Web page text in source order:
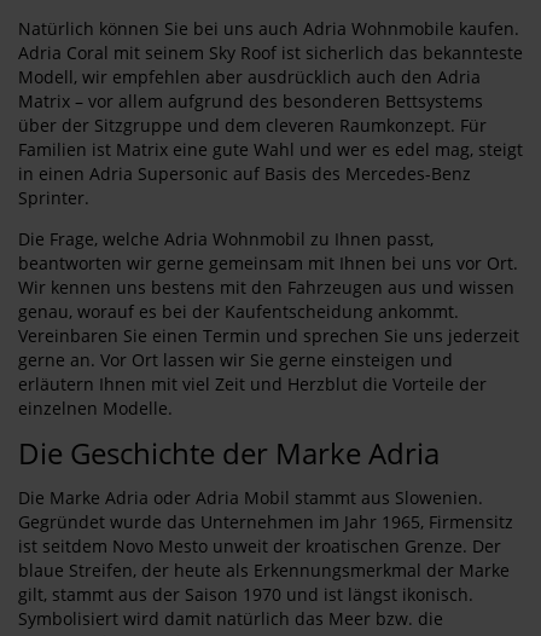
Natürlich können Sie bei uns auch Adria Wohnmobile kaufen.
Adria Coral mit seinem Sky Roof ist sicherlich das bekannteste
Modell, wir empfehlen aber ausdrücklich auch den Adria
Matrix – vor allem aufgrund des besonderen Bettsystems
über der Sitzgruppe und dem cleveren Raumkonzept. Für
Familien ist Matrix eine gute Wahl und wer es edel mag, steigt
in einen Adria Supersonic auf Basis des Mercedes-Benz
Sprinter.
Die Frage, welche Adria Wohnmobil zu Ihnen passt,
beantworten wir gerne gemeinsam mit Ihnen bei uns vor Ort.
Wir kennen uns bestens mit den Fahrzeugen aus und wissen
genau, worauf es bei der Kaufentscheidung ankommt.
Vereinbaren Sie einen Termin und sprechen Sie uns jederzeit
gerne an. Vor Ort lassen wir Sie gerne einsteigen und
erläutern Ihnen mit viel Zeit und Herzblut die Vorteile der
einzelnen Modelle.
Die Geschichte der Marke Adria
Die Marke Adria oder Adria Mobil stammt aus Slowenien.
Gegründet wurde das Unternehmen im Jahr 1965, Firmensitz
ist seitdem Novo Mesto unweit der kroatischen Grenze. Der
blaue Streifen, der heute als Erkennungsmerkmal der Marke
gilt, stammt aus der Saison 1970 und ist längst ikonisch.
Symbolisiert wird damit natürlich das Meer bzw. die